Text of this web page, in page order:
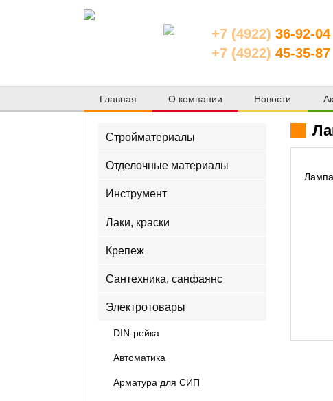
+7 (4922) 36-92-04
+7 (4922) 45-35-87
Главная О компании Новости
Стройматериалы
Отделочные материалы
Инструмент
Лаки, краски
Крепеж
Сантехника, санфаянс
Электротовары
DIN-рейка
Автоматика
Арматура для СИП